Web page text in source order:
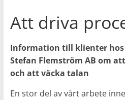
Att driva
Information till klienter hos
Stefan Flemström AB om
och att väcka talan
En stor del av vårt arbete